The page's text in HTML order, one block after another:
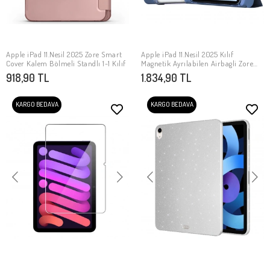
SEPETE EKLE
Apple iPad 11.Nesil 2025 Zore Smart
Cover Kalem Bölmeli Standlı 1-1 Kılıf
918,90 TL
SEPETE EKLE
Apple iPad 11.Nesil 2025 Kılıf
Magnetik Ayrılabilen Airbagli Zore
Sliding Tablet Kılıfı
1.834,90 TL
KARGO BEDAVA KARGO BEDAVA